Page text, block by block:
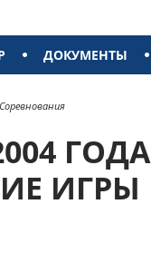
ДОКУМЕНТЫ
Соревнования
ГОДА
ИГРЫ